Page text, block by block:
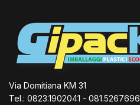
Via Domitiana KM 31
Tel.: 0823.1902041 - 081.5267696